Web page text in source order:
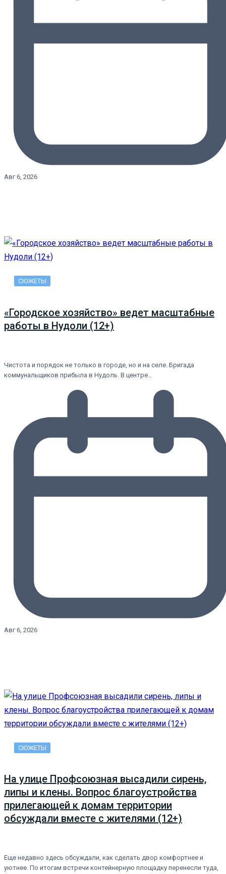
Авг 6, 2026
СЮЖЕТЫ
«Городское хозяйство» ведет масштабные
работы в Нудоли (12+)
Чистота и порядок не только в городе, но и на селе. Бригада
коммунальщиков прибыла в Нудоль. В центре…
Авг 6, 2026
СЮЖЕТЫ
На улице Профсоюзная высадили сирень,
липы и клены. Вопрос благоустройства
прилегающей к домам территории
обсуждали вместе с жителями (12+)
Еще недавно здесь обсуждали, как сделать двор комфортнее и
уютнее. По итогам встречи контейнерную площадку перенесли туда,